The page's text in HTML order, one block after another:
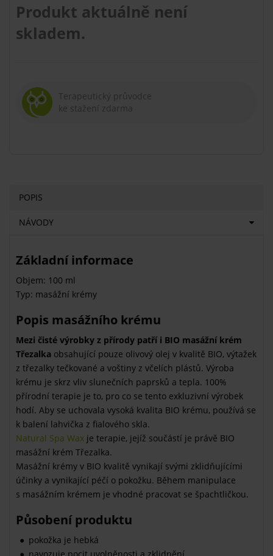
Produkt aktuálně není
skladem.
Terapeutický průvodce
ke stažení zdarma
POPIS
NÁVODY
Základní informace
Objem: 100 ml
Typ: masážní krémy
Popis masážního krému
Mezi čisté výrobky z přírody patří i BIO masážní krém
Třezalka obsahující pouze olivový olej v kvalitě BIO, výtažek
z třezalky tečkované a voštiny z včelích plástů. Výroba
krému je skrz vliv slunečních paprsků a tepla. 100%
přírodní terapie je to, pro co se tento exkluzivní výrobek
hodí. Aby se uchovala vysoká kvalita BIO krému, používá se
k balení lahvička z fialového skla.
Natural Spa Wax je terapie, jejíž součástí je právě BIO
masážní krém Třezalka.
Masážní krémy v BIO kvalitě vynikají svými zklidňujícími
účinky a vynikající péčí o pokožku. Během manipulace
s masážním krémem je vhodné pracovat se špachtličkou.
Působení produktu
pokožka je hebká
navozuje pocit uvolněnosti a zklidnění